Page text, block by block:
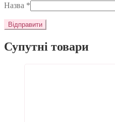
Назва *
Супутні товари